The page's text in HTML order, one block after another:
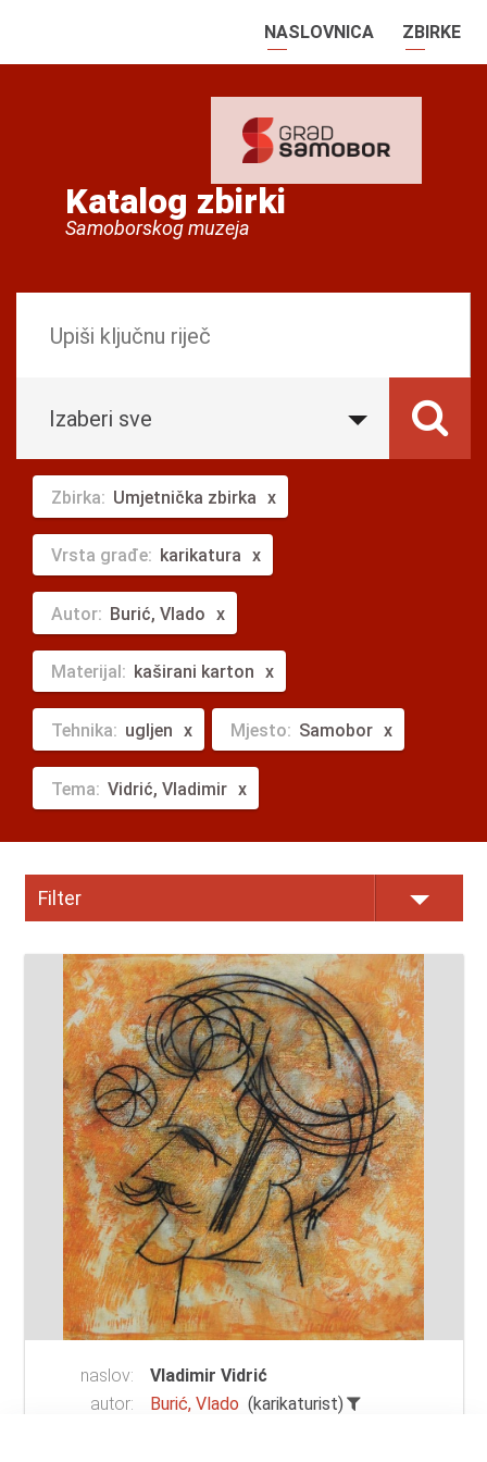
NASLOVNICA ZBIRKE
Katalog zbirki
Samoborskog muzeja
Izaberi sve
Zbirka: Umjetnička zbirka
Vrsta građe: karikatura
Autor: Burić, Vlado
Materijal: kaširani karton
Tehnika: ugljen Mjesto: Samobor
Tema: Vidrić, Vladimir
Filter
naslov:
Vladimir Vidrić
autor:
Burić, Vlado (karikaturist)